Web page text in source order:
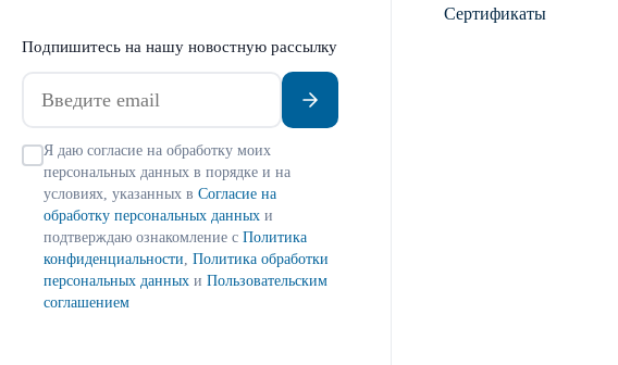
Подпишитесь на нашу новостную рассылку
Я даю согласие на обработку моих
персональных данных в порядке и на
условиях, указанных в Согласие на
обработку персональных данных и
подтверждаю ознакомление с Политика
конфиденциальности, Политика обработки
персональных данных и Пользовательским
соглашением
Сертификаты